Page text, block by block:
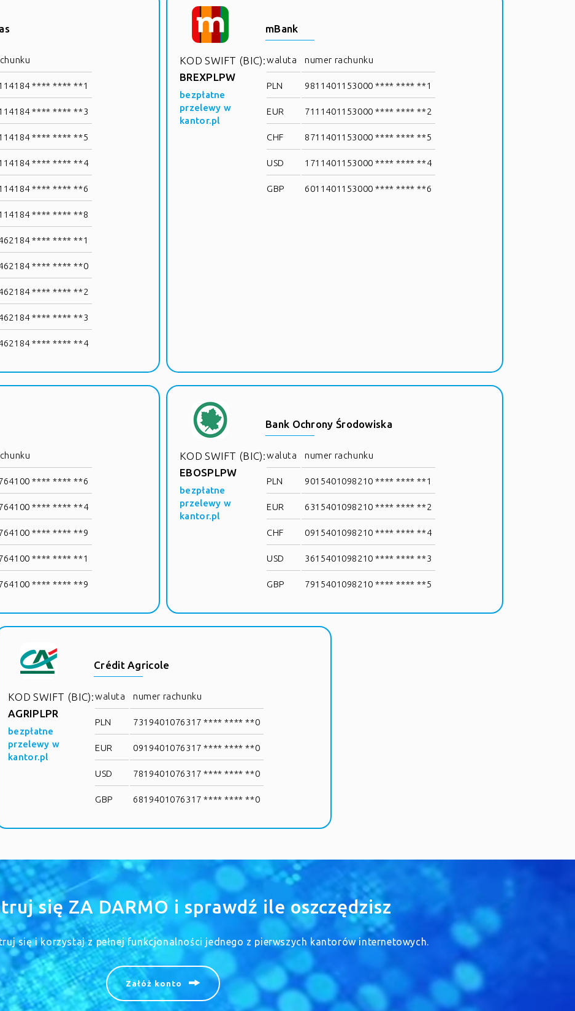
**** **** **1
**** **** **3
**** **** **5
**** **** **4
**** **** **6
**** **** **8
**** **** **1
**** **** **0
**** **** **2
**** **** **3
**** **** **4
KOD SWIFT (BIC):
BREXPLPW
bezpłatne
przelewy w
kantor.pl
mBank
waluta numer rachunku
PLN 9811401153000 **** **** **1
EUR 7111401153000 **** **** **2
CHF 8711401153000 **** **** **5
USD 1711401153000 **** **** **4
GBP 6011401153000 **** **** **6
**** **** **6
**** **** **4
**** **** **9
**** **** **1
**** **** **9
KOD SWIFT (BIC):
EBOSPLPW
bezpłatne
przelewy w
kantor.pl
Bank Ochrony Środowiska
waluta numer rachunku
PLN 9015401098210 **** **** **1
EUR 6315401098210 **** **** **2
CHF 0915401098210 **** **** **4
USD 3615401098210 **** **** **3
GBP 7915401098210 **** **** **5
KOD SWIFT (BIC):
AGRIPLPR
bezpłatne
przelewy w
kantor.pl
Crédit Agricole
waluta numer rachunku
PLN 7319401076317 **** **** **0
EUR 0919401076317 **** **** **0
USD 7819401076317 **** **** **0
GBP 6819401076317 **** **** **0
się ZA DARMO i sprawdź ile oszczędzisz
się i korzystaj z pełnej funkcjonalności jednego z pierwszych kantorów internetowych.
Załóż konto